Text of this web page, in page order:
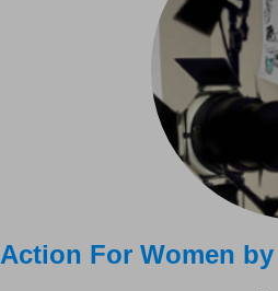
Action For Women